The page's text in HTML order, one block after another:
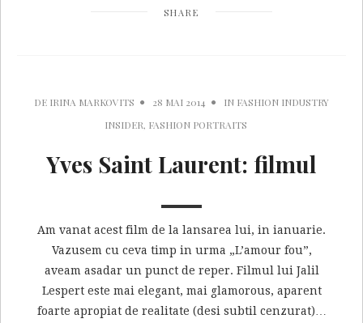
SHARE
DE IRINA MARKOVITS 28 MAI 2014 IN FASHION INDUSTRY
INSIDER, FASHION PORTRAITS
Yves Saint Laurent: filmul
Am vanat acest film de la lansarea lui, in ianuarie.
Vazusem cu ceva timp in urma „L’amour fou”,
aveam asadar un punct de reper. Filmul lui Jalil
Lespert este mai elegant, mai glamorous, aparent
foarte apropiat de realitate (desi subtil cenzurat)…